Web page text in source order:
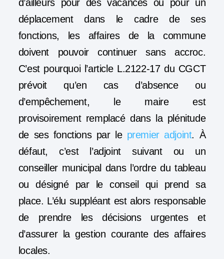
d’ailleurs pour des vacances ou pour un
déplacement dans le cadre de ses
fonctions, les affaires de la commune
doivent pouvoir continuer sans accroc.
C’est pourquoi l’article L.2122-17 du CGCT
prévoit qu’en cas d’absence ou
d’empêchement, le maire est
provisoirement remplacé dans la plénitude
de ses fonctions par le premier adjoint. À
défaut, c’est l’adjoint suivant ou un
conseiller municipal dans l’ordre du tableau
ou désigné par le conseil qui prend sa
place. L’élu suppléant est alors responsable
de prendre les décisions urgentes et
d’assurer la gestion courante des affaires
locales.